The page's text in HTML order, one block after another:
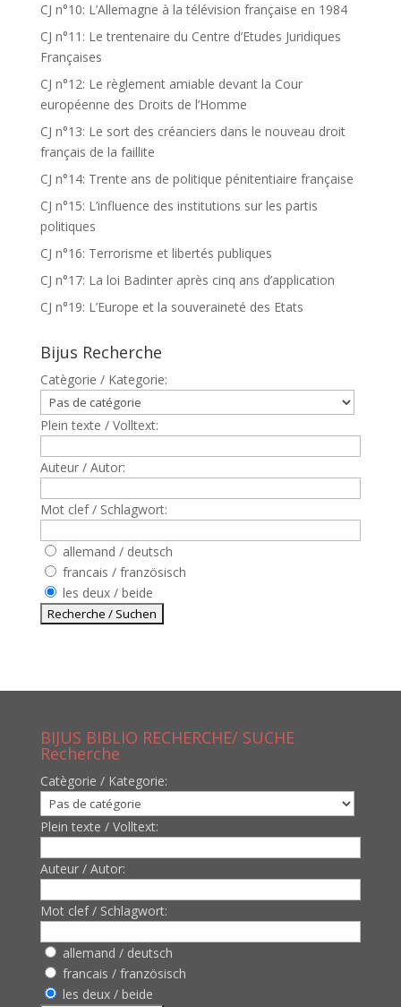
CJ n°10: L’Allemagne à la télévision française en 1984
CJ n°11: Le trentenaire du Centre d’Etudes Juridiques
Françaises
CJ n°12: Le règlement amiable devant la Cour
européenne des Droits de l’Homme
CJ n°13: Le sort des créanciers dans le nouveau droit
français de la faillite
CJ n°14: Trente ans de politique pénitentiaire française
CJ n°15: L’influence des institutions sur les partis
politiques
CJ n°16: Terrorisme et libertés publiques
CJ n°17: La loi Badinter après cinq ans d’application
CJ n°19: L’Europe et la souveraineté des Etats
Bijus Recherche
Catègorie / Kategorie:
Plein texte / Volltext:
Auteur / Autor:
Mot clef / Schlagwort:
allemand / deutsch
francais / französisch
les deux / beide
BIJUS BIBLIO RECHERCHE/ SUCHE
Recherche
Catègorie / Kategorie:
Plein texte / Volltext:
Auteur / Autor:
Mot clef / Schlagwort:
allemand / deutsch
francais / französisch
les deux / beide